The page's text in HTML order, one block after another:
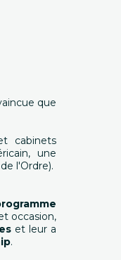
que
cabinets
une
l'Ordre).
occasion,
et leur a
.